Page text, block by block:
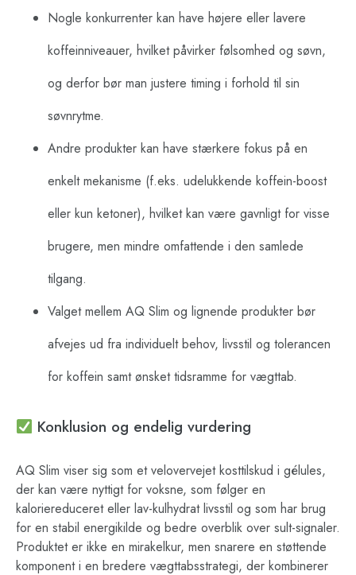
Nogle konkurrenter kan have højere eller lavere
koffeinniveauer, hvilket påvirker følsomhed og søvn,
og derfor bør man justere timing i forhold til sin
søvnrytme.
Andre produkter kan have stærkere fokus på en
enkelt mekanisme (f.eks. udelukkende koffein-boost
eller kun ketoner), hvilket kan være gavnligt for visse
brugere, men mindre omfattende i den samlede
tilgang.
Valget mellem AQ Slim og lignende produkter bør
afvejes ud fra individuelt behov, livsstil og tolerancen
for koffein samt ønsket tidsramme for vægttab.
Konklusion og endelig vurdering
AQ Slim viser sig som et velovervejet kosttilskud i gélules,
der kan være nyttigt for voksne, som følger en
kaloriereduceret eller lav-kulhydrat livsstil og som har brug
for en stabil energikilde og bedre overblik over sult-signaler.
Produktet er ikke en mirakelkur, men snarere en støttende
komponent i en bredere vægttabsstrategi, der kombinerer